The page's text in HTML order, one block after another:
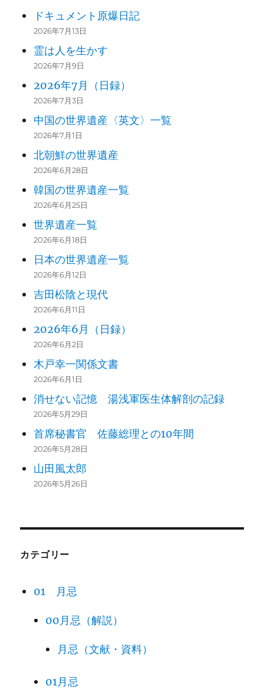
ドキュメント原爆日記
2026年7月13日
霊は人を生かす
2026年7月9日
2026年7月（日録）
2026年7月3日
中国の世界遺産〈英文〉一覧
2026年7月1日
北朝鮮の世界遺産
2026年6月28日
韓国の世界遺産一覧
2026年6月25日
世界遺産一覧
2026年6月18日
日本の世界遺産一覧
2026年6月12日
吉田松陰と現代
2026年6月11日
2026年6月（日録）
2026年6月2日
木戸幸一関係文書
2026年6月1日
消せない記憶 湯浅軍医生体解剖の記録
2026年5月29日
首席秘書官 佐藤総理との10年間
2026年5月28日
山田風太郎
2026年5月26日
カテゴリー
01 月忌
00月忌（解説）
月忌（文献・資料）
01月忌